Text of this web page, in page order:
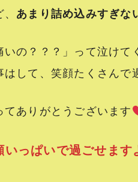
あまり詰め込みすぎな
いの？？？」って泣け
はして、笑顔たくさん
ありがとうございます
っぱいで過ごせます